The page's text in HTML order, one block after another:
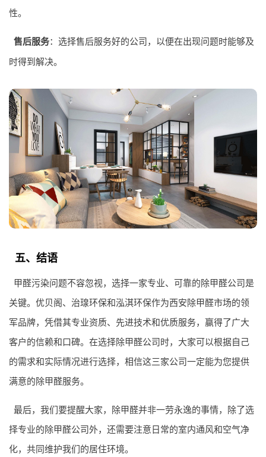
性。
售后服务：选择售后服务好的公司，以便在出现问题时能够及
时得到解决。
五、结语
甲醛污染问题不容忽视，选择一家专业、可靠的除甲醛公司是
关键。优贝阁、治瑔环保和泓淇环保作为西安除甲醛市场的领
军品牌，凭借其专业资质、先进技术和优质服务，赢得了广大
客户的信赖和口碑。在选择除甲醛公司时，大家可以根据自己
的需求和实际情况进行选择，相信这三家公司一定能为您提供
满意的除甲醛服务。
最后，我们要提醒大家，除甲醛并非一劳永逸的事情，除了选
择专业的除甲醛公司外，还需要注意日常的室内通风和空气净
化，共同维护我们的居住环境。